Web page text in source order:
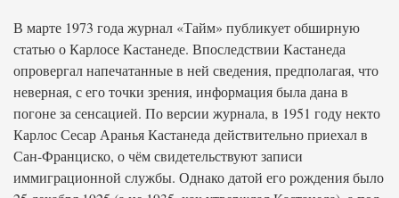
В марте 1973 года журнал «Тайм» публикует обширную
статью о Карлосе Кастанеде. Впоследствии Кастанеда
опровергал напечатанные в ней сведения, предполагая, что
неверная, с его точки зрения, информация была дана в
погоне за сенсацией. По версии журнала, в 1951 году некто
Карлос Сесар Аранья Кастанеда действительно приехал в
Сан-Франциско, о чём свидетельствуют записи
иммиграционной службы. Однако датой его рождения было